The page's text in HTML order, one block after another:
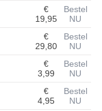
€
19,95
Bestel
NU
€
29,80
Bestel
NU
€
3,99
Bestel
NU
€
4,95
Bestel
NU